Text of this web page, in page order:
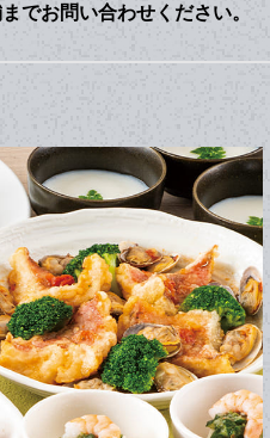
でお問い合わせください。